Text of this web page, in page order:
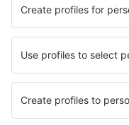
Hotels in Meursault
Hotels in Thap Sakae
Beste hotels - regio's